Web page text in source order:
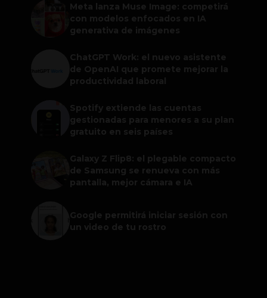
Meta lanza Muse Image: competirá
con modelos enfocados en IA
generativa de imágenes
ChatGPT Work: el nuevo asistente
de OpenAI que promete mejorar la
productividad laboral
Spotify extiende las cuentas
gestionadas para menores a su plan
gratuito en seis países
Galaxy Z Flip8: el plegable compacto
de Samsung se renueva con más
pantalla, mejor cámara e IA
Google permitirá iniciar sesión con
un video de tu rostro